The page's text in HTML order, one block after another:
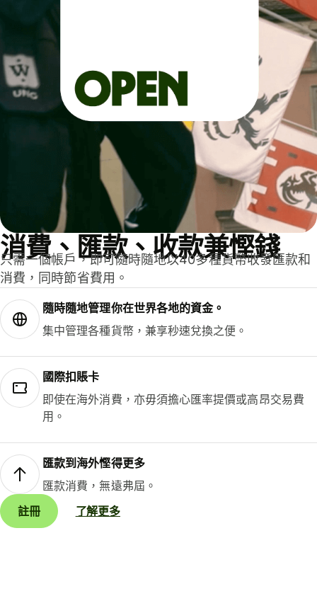
消費、匯款、收款兼慳錢
只需一個帳戶，即可隨時隨地以40多種貨幣收發匯款和
消費，同時節省費用。
隨時隨地管理你在世界各地的資金。
集中管理各種貨幣，兼享秒速兌換之便。
國際扣賬卡
即使在海外消費，亦毋須擔心匯率提價或高昂交易費
用。
匯款到海外慳得更多
匯款消費，無遠弗屆。
註冊
了解更多